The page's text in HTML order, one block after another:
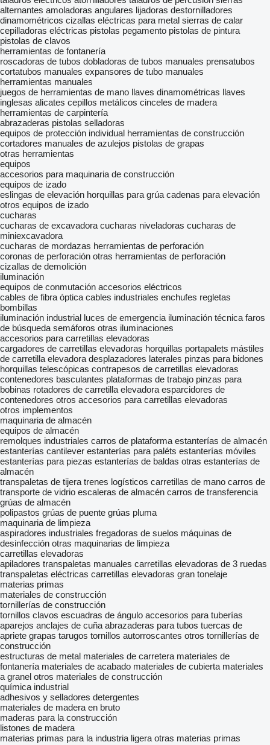
alternantes amoladoras angulares lijadoras destornilladores
dinamométricos cizallas eléctricas para metal sierras de calar
cepilladoras eléctricas pistolas pegamento pistolas de pintura
pistolas de clavos
herramientas de fontanería
roscadoras de tubos dobladoras de tubos manuales prensatubos
cortatubos manuales expansores de tubo manuales
herramientas manuales
juegos de herramientas de mano llaves dinamométricas llaves
inglesas alicates cepillos metálicos cinceles de madera
herramientas de carpintería
abrazaderas pistolas selladoras
equipos de protección individual herramientas de construcción
cortadores manuales de azulejos pistolas de grapas
otras herramientas
equipos
accesorios para maquinaria de construcción
equipos de izado
eslingas de elevación horquillas para grúa cadenas para elevación
otros equipos de izado
cucharas
cucharas de excavadora cucharas niveladoras cucharas de
miniexcavadora
cucharas de mordazas herramientas de perforación
coronas de perforación otras herramientas de perforación
cizallas de demolición
iluminación
equipos de conmutación accesorios eléctricos
cables de fibra óptica cables industriales enchufes regletas
bombillas
iluminación industrial luces de emergencia iluminación técnica faros
de búsqueda semáforos otras iluminaciones
accesorios para carretillas elevadoras
cargadores de carretillas elevadoras horquillas portapalets mástiles
de carretilla elevadora desplazadores laterales pinzas para bidones
horquillas telescópicas contrapesos de carretillas elevadoras
contenedores basculantes plataformas de trabajo pinzas para
bobinas rotadores de carretilla elevadora esparcidores de
contenedores otros accesorios para carretillas elevadoras
otros implementos
maquinaria de almacén
equipos de almacén
remolques industriales carros de plataforma estanterías de almacén
estanterías cantilever estanterías para paléts estanterías móviles
estanterías para piezas estanterías de baldas otras estanterías de
almacén
transpaletas de tijera trenes logísticos carretillas de mano carros de
transporte de vidrio escaleras de almacén carros de transferencia
grúas de almacén
polipastos grúas de puente grúas pluma
maquinaria de limpieza
aspiradores industriales fregadoras de suelos máquinas de
desinfección otras maquinarias de limpieza
carretillas elevadoras
apiladores transpaletas manuales carretillas elevadoras de 3 ruedas
transpaletas eléctricas carretillas elevadoras gran tonelaje
materias primas
materiales de construcción
tornillerías de construcción
tornillos clavos escuadras de ángulo accesorios para tuberías
aparejos anclajes de cuña abrazaderas para tubos tuercas de
apriete grapas tarugos tornillos autorroscantes otros tornillerías de
construcción
estructuras de metal materiales de carretera materiales de
fontanería materiales de acabado materiales de cubierta materiales
a granel otros materiales de construcción
química industrial
adhesivos y selladores detergentes
materiales de madera en bruto
maderas para la construcción
listones de madera
materias primas para la industria ligera otras materias primas